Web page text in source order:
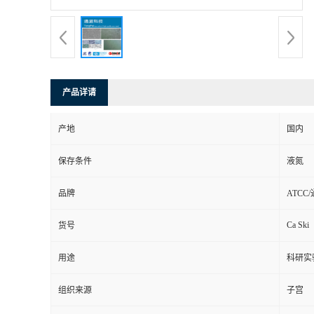
产品详请
产地 国内
保存条件 液氮
品牌 ATCC/
货号 Ca Ski
用途 科研实
组织来源 子宫